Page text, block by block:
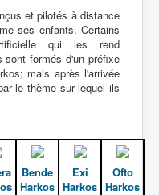
et pilotés à distance
ses enfants. Certains
qui les rend
sont formés d'un préfixe
mais après l'arrivée
le thème sur lequel ils
Bende
Harkos
Exi
Harkos
Ofto
Harkos